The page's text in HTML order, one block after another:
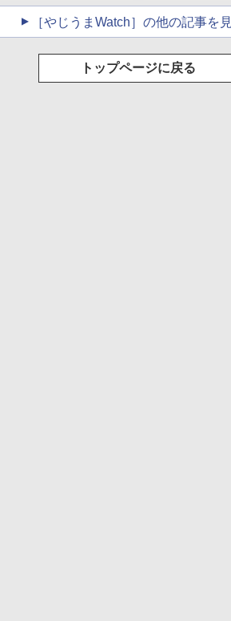
［やじうまWatch］の他の記事を
トップページに戻る